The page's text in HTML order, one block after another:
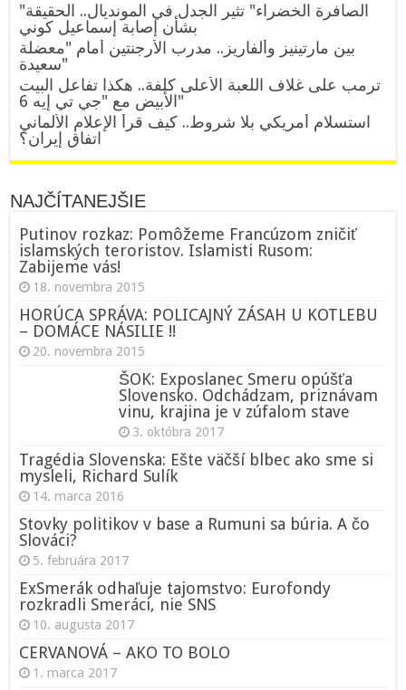
"الصافرة الخضراء" تثير الجدل في المونديال.. الحقيقة
بشأن إصابة إسماعيل كوني
بين مارتينيز وألفاريز.. مدرب الأرجنتين أمام "معضلة
سعيدة"
ترمب على غلاف اللعبة الأعلى كلفة.. هكذا تفاعل البيت
الأبيض مع "جي تي إيه 6"
استسلام أمريكي بلا شروط.. كيف قرأ الإعلام الألماني
اتفاق إيران؟
NAJČÍTANEJŠIE
Putinov rozkaz: Pomôžeme Francúzom zničiť
islamských teroristov. Islamisti Rusom:
Zabijeme vás!
18. novembra 2015
HORÚCA SPRÁVA: POLICAJNÝ ZÁSAH U KOTLEBU
– DOMÁCE NÁSILIE !!
20. novembra 2015
ŠOK: Exposlanec Smeru opúšťa
Slovensko. Odchádzam, priznávam
vinu, krajina je v zúfalom stave
3. októbra 2017
Tragédia Slovenska: Ešte väčší blbec ako sme si
mysleli, Richard Sulík
14. marca 2016
Stovky politikov v base a Rumuni sa búria. A čo
Slováci?
5. februára 2017
ExSmerák odhaľuje tajomstvo: Eurofondy
rozkradli Smeráci, nie SNS
10. augusta 2017
CERVANOVÁ – AKO TO BOLO
1. marca 2017